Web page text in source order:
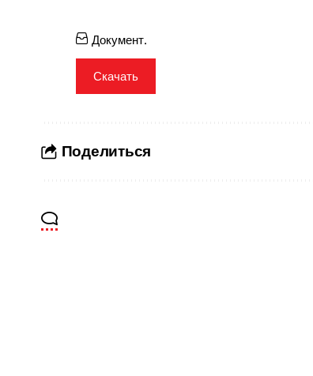
Документ.
Скачать
Поделиться